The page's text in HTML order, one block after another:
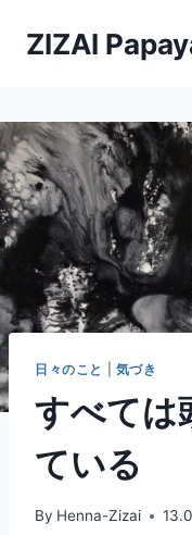
キ
ッ
プ
ZIZAI
日々のこと 気づき
すべては
ている
By Henna-Zizai